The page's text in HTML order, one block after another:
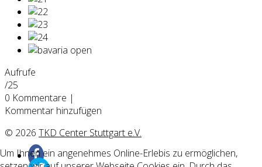
Aufrufe
/25
0 Kommentare |
Kommentar hinzufügen
© 2026 TKD Center Stuttgart e.V.
Um Ihnen ein angenehmes Online-Erlebis zu ermöglichen,